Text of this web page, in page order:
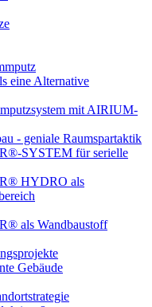
eine Alternative
mit AIRIUM-
- geniale Raumspartaktik
SYSTEM für serielle
HYDRO als
als Wandbaustoff
Gebäude